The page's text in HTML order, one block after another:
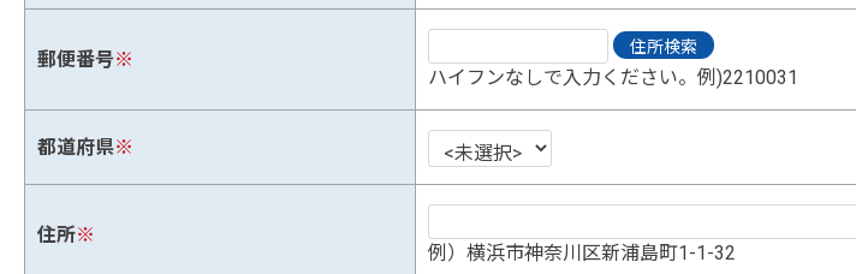
郵便番号※
ハイフンなしで入力ください。例)2210031
都道府県※
住所※
例）横浜市神奈川区新浦島町1-1-32